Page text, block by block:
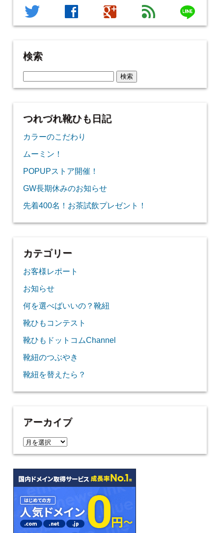
twitter facebook google feed line
検索
索:
つれづれ靴ひも日記
カラーのこだわり
ムーミン！
POPUPストア開催！
GW長期休みのお知らせ
先着400名！お茶試飲プレゼント！
カテゴリー
お客様レポート
お知らせ
何を選べばいいの？靴紐
靴ひもコンテスト
靴ひもドットコムChannel
靴紐のつぶやき
靴紐を替えたら？
アーカイブ
ア
ー
カ
イ
ブ